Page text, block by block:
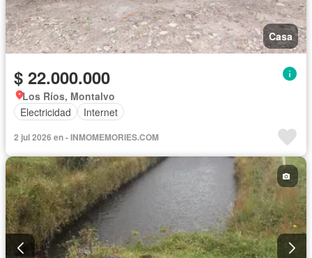
Casa
$ 22.000.000
Los Ríos, Montalvo
Electricidad
Internet
2 jul 2026 en - INMOMEMORIES.COM